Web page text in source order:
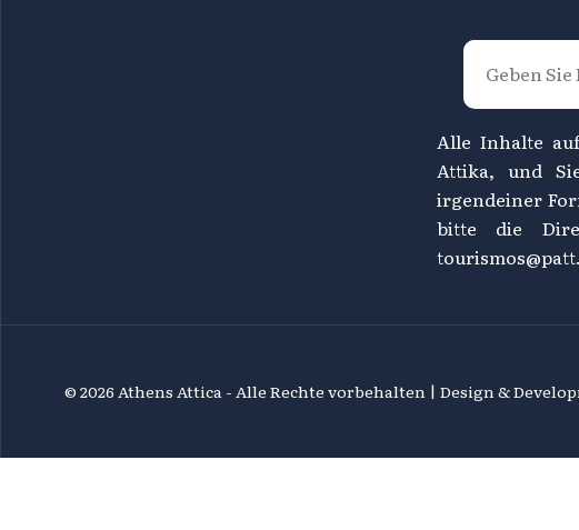
Alle Inhalte
Attika, und
irgendeiner
bitte die
© 2026 Athens Attica - Alle Rechte vorbehalten | Design &